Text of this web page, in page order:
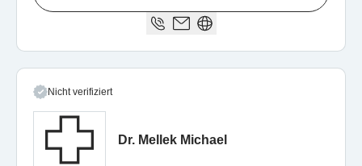
Nicht verifiziert
Dr. Mellek Michael